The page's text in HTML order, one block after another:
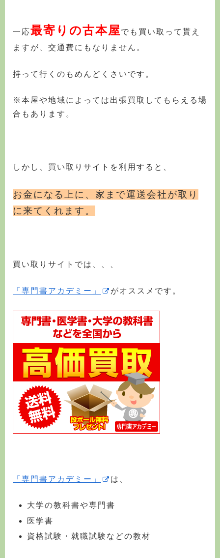
一応最寄りの古本屋 でも買い取って貰え
ますが、交通費にもなりません。
持って行くのもめんどくさいです。
※本屋や地域によっては出張買取してもらえる場
合もあります。
しかし、買い取りサイトを利用すると、
お金になる上に、家まで運送会社が取り
に来てくれます。
買い取りサイトでは、、、
「専門書アカデミー」 がオススメです。
「専門書アカデミー」 は、
大学の教科書や専門書
医学書
資格試験・就職試験などの教材